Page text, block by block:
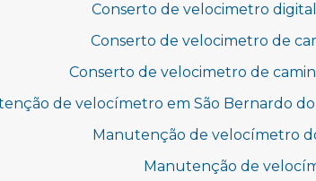
Conserto de velocimetro
Conserto de velocimetro de
Conserto de velocimetro de
de velocímetro em São Bernardo do
Manutenção de velocímetro
Manutenção de